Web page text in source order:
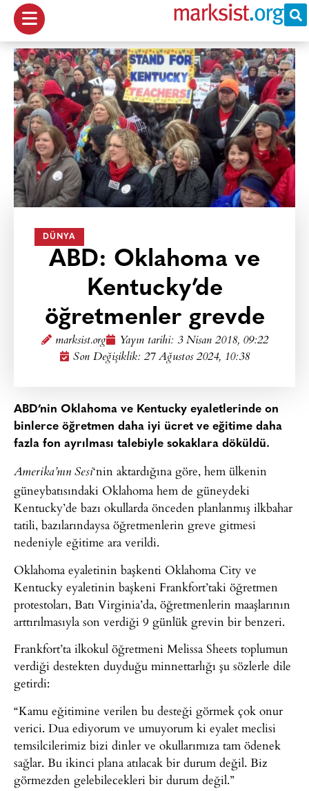
DÜNYA
ABD: Oklahoma ve
Kentucky’de
öğretmenler grevde
marksist.org Yayın tarihi: 3 Nisan 2018, 09:22
Son Değişiklik: 27 Ağustos 2024, 10:38
ABD’nin Oklahoma ve Kentucky eyaletlerinde on
binlerce öğretmen daha iyi ücret ve eğitime daha
fazla fon ayrılması talebiyle sokaklara döküldü.
Amerika’nın Sesi‘nin aktardığına göre, hem ülkenin
güneybatısındaki Oklahoma hem de güneydeki
Kentucky’de bazı okullarda önceden planlanmış ilkbahar
tatili, bazılarındaysa öğretmenlerin greve gitmesi
nedeniyle eğitime ara verildi.
Oklahoma eyaletinin başkenti Oklahoma City ve
Kentucky eyaletinin başkeni Frankfort’taki öğretmen
protestoları, Batı Virginia’da, öğretmenlerin maaşlarının
arttırılmasıyla son verdiği 9 günlük grevin bir benzeri.
Frankfort’ta ilkokul öğretmeni Melissa Sheets toplumun
verdiği destekten duyduğu minnettarlığı şu sözlerle dile
getirdi:
“Kamu eğitimine verilen bu desteği görmek çok onur
verici. Dua ediyorum ve umuyorum ki eyalet meclisi
temsilcilerimiz bizi dinler ve okullarımıza tam ödenek
sağlar. Bu ikinci plana atılacak bir durum değil. Biz
görmezden gelebilecekleri bir durum değil.”